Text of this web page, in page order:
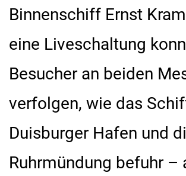
Binnenschiff Ernst
eine Liveschaltung
Besucher an beiden
verfolgen, wie das
Duisburger Hafen und
Ruhrmündung befuhr –